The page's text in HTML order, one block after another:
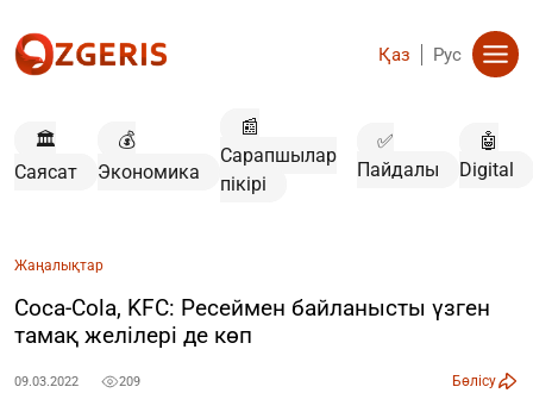
Қаз Рус
🏛️
Саясат
💰
Экономика
📰
Сарапшылар
пікірі
✅
Пайдалы
🤖
Digital
Жаңалықтар
Coca-Cola, KFC: Ресеймен байланысты үзген
тамақ желілері де көп
09.03.2022 209 Бөлісу